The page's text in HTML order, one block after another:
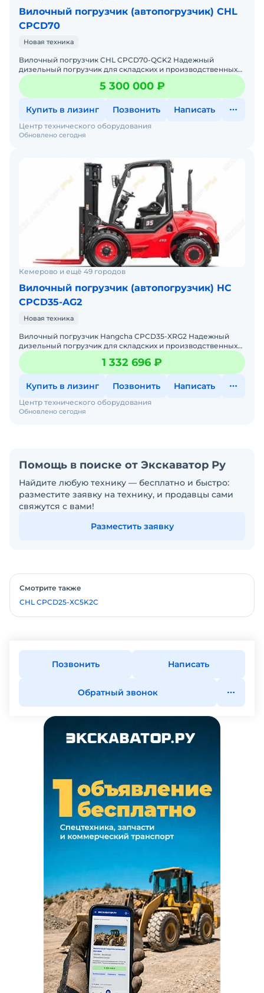
Вилочный погрузчик (автопогрузчик) CHL
CPCD70
Новая техника
Вилочный погрузчик CHL CPCD70-QCK2 Надежный
дизельный погрузчик для складских и производственных
задач Мы предлагаем: Доставку по России от 2-х дней
Собствен
5 300 000 ₽
Купить в лизинг Позвонить Написать
Обновлено сегодня
Центр технического оборудования
Кемерово и ещё 49 городов
Вилочный погрузчик (автопогрузчик) HC
CPCD35-AG2
Новая техника
Вилочный погрузчик Hangcha CPCD35-XRG2 Надежный
дизельный погрузчик для складских и производственных
1 332 696 ₽
Купить в лизинг Позвонить Написать
Обновлено сегодня
Центр технического оборудования
Помощь в поиске от Экскаватор Ру
Найдите любую технику — бесплатно и быстро:
разместите заявку на технику, и продавцы сами
свяжутся с вами!
Разместить заявку
Смотрите также
CHL CPCD25-XC5K2C
Позвонить Написать
Обратный звонок